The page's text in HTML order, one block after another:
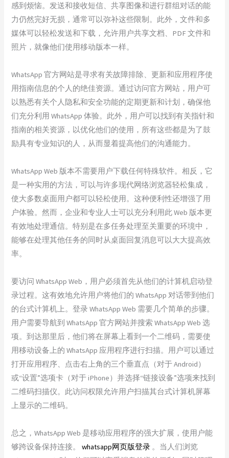
感到烦恼。发送和接收短信、共享图像和进行群组对话的能
力仍然完好无损，通常可以弥补这些限制。此外，文件和多
媒体可以轻松发送和下载，允许用户共享文档、PDF 文件和
照片，就像他们使用移动版本一样。
WhatsApp 官方网站是寻求有关故障排除、更新和应用程序使
用指南信息的个人的绝佳资源。通过访问官方网站，用户可
以熟悉有关个人隐私和安全功能的定期更新和计划，确保他
们充分利用 WhatsApp 体验。此外，用户可以找到有关指针和
指南的相关资源，以优化他们的使用，所有这些都是为了鼓
励具有专业知识的人，从而显着提高他们的沟通能力。
WhatsApp Web 版本不需要用户下载任何特殊软件。相反，它
是一种实用的方法，可以与许多现代网络浏览器轻松集成，
使大多数桌面用户都可以轻松使用。这种便利性还增强了用
户体验。然而，企业和专业人士可以充分利用此 Web 版本更
有效地处理通信。特别是在多任务处理至关重要的环境中，
能够在处理其他任务的同时从桌面回复消息可以大大提高效
率。
要访问 WhatsApp Web，用户必须首先从他们的计算机启动登
录过程。这有效地允许用户将他们的 WhatsApp 对话带到他们
的台式计算机上。登录 WhatsApp Web 需要几个简单的步骤。
用户需要导航到 WhatsApp 官方网站并搜索 WhatsApp Web 选
项。到达那里后，他们将在屏幕上看到一个二维码，需要使
用移动设备上的 WhatsApp 应用程序进行扫描。用户可以通过
打开应用程序、点击右上角的三个垂直点（对于 Android）
或“设置”选项卡（对于 iPhone）并选择“链接设备”选项来找到
二维码扫描仪。此访问权限允许用户扫描其台式计算机屏幕
上显示的二维码。
总之，WhatsApp Web 是移动应用程序的强大扩展，使用户能
够跨设备保持连接。whatsapp网页版登录 。当人们浏览